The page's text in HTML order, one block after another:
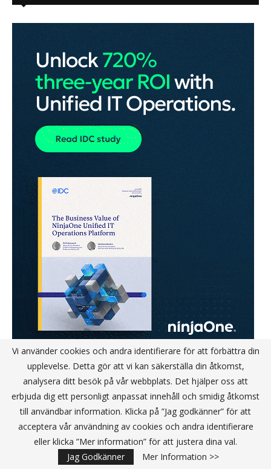
KANALPARTNER
Vi använder cookies och andra identifierare för att förbättra din
upplevelse. Detta gör att vi kan säkerställa din åtkomst,
analysera ditt besök på vår webbplats. Det hjälper oss att
erbjuda dig ett personligt anpassat innehåll och smidig åtkomst
till användbar information. Klicka på ”Jag godkänner” för att
acceptera vår användning av cookies och andra identifierare
eller klicka ”Mer information” för att justera dina val.
Jag Godkänner
Mer Information >>